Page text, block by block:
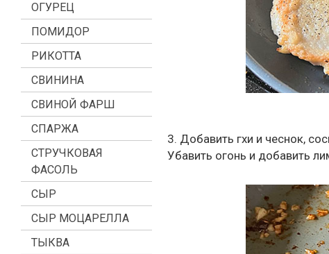
ОГУРЕЦ
ПОМИДОР
РИКОТТА
СВИНИНА
СВИНОЙ ФАРШ
СПАРЖА
СТРУЧКОВАЯ
ФАСОЛЬ
СЫР
СЫР МОЦАРЕЛЛА
ТЫКВА
3. Добавить гхи и чеснок,
Убавить огонь и добавить